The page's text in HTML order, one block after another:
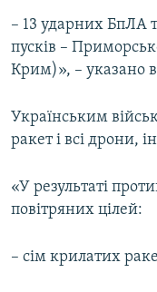
– 13 ударних БпЛА
пусків –
Крим)», – указано
Українським
ракет і всі дрони,
«У результаті
повітряних цілей:
– сім крилатих